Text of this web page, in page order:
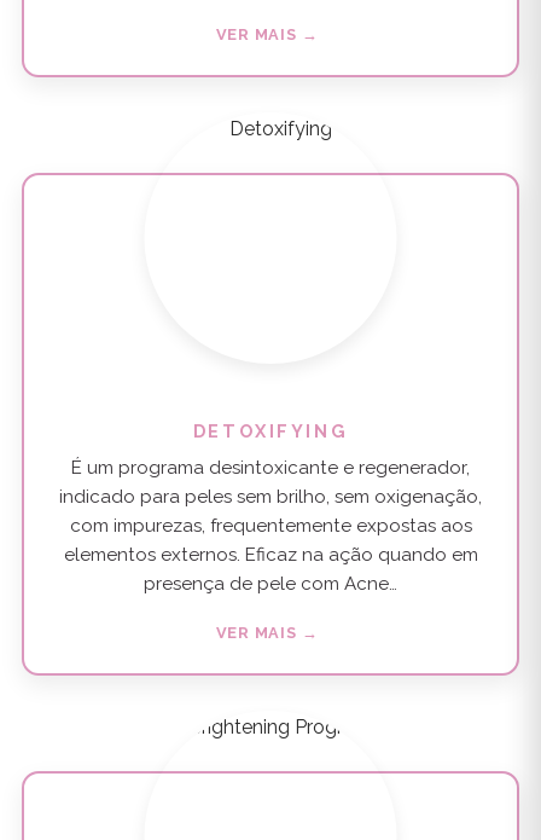
VER MAIS →
DETOXIFYING
É um programa desintoxicante e regenerador,
indicado para peles sem brilho, sem oxigenação,
com impurezas, frequentemente expostas aos
elementos externos. Eficaz na ação quando em
presença de pele com Acne…
VER MAIS →